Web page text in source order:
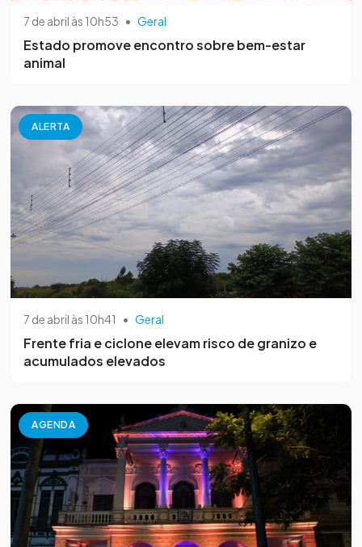
7 de abril às 10h53 • Geral
Estado promove encontro sobre bem-estar
animal
ALERTA
7 de abril às 10h41 • Geral
Frente fria e ciclone elevam risco de granizo e
acumulados elevados
AGENDA